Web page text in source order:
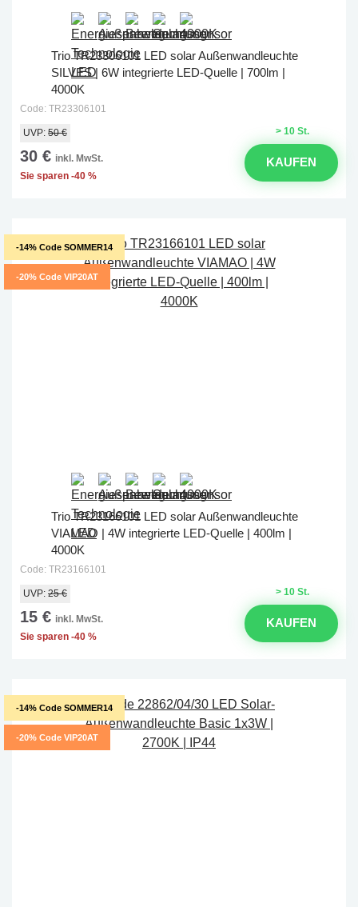
Trio TR23306101 LED solar Außenwandleuchte
SILVES | 6W integrierte LED-Quelle | 700lm |
4000K
Code: TR23306101
> 10 St.
UVP: 50 €
30 € inkl. MwSt.
Sie sparen -40 %
KAUFEN
-14% Code SOMMER14
-20% Code VIP20AT
Trio TR23166101 LED solar Außenwandleuchte
VIAMAO | 4W integrierte LED-Quelle | 400lm |
4000K
Code: TR23166101
> 10 St.
UVP: 25 €
15 € inkl. MwSt.
Sie sparen -40 %
KAUFEN
-14% Code SOMMER14
-20% Code VIP20AT